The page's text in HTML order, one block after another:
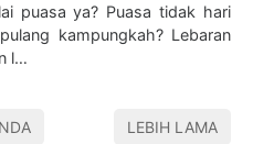
puasa ya? Puasa tidak hari
kampungkah? Lebaran
l…
LEBIH LAMA